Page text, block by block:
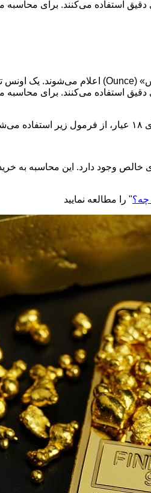
برای محاسبه معادل طلای ۱۸ عیار، میزان
در یک اونس طلای ۱۸ عیار، تقریباً ۲۳.۳۳ گرم
چه؟" را مطالعه نمایید